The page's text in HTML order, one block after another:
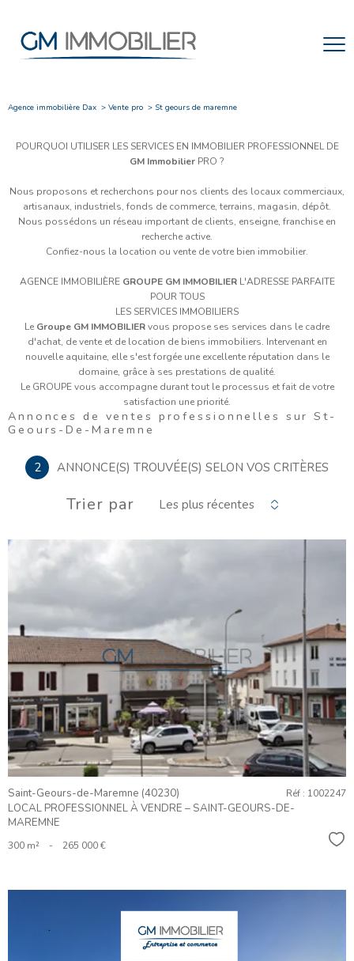
Agence immobilière Dax Vente pro St geours de maremne
POURQUOI UTILISER LES SERVICES EN IMMOBILIER PROFESSIONNEL DE
GM Immobilier PRO ?
Nous proposons et recherchons pour nos clients des locaux commerciaux,
artisanaux, industriels, fonds de commerce, terrains, magasin, dépôt.
Nous possédons un réseau important de clients, enseigne, franchise en
recherche active.
Confiez-nous la location ou vente de votre bien immobilier.
AGENCE IMMOBILIÈRE GROUPE GM IMMOBILIERL'ADRESSE PARFAITE
POUR TOUS
LES SERVICES IMMOBILIERS
Le Groupe GM IMMOBILIERvous propose ses services dans le cadre
d'achat, de vente et de location de biens immobiliers. Intervenant en
nouvelle aquitaine, elle s'est forgée une excellente réputation dans le
domaine, grâce à ses prestations de qualité.
Le GROUPE vous accompagne durant tout le processus et fait de votre
satisfaction une priorité.
Annonces de ventes professionnelles sur St-
Geours-De-Maremne
2 ANNONCE(S) TROUVÉE(S) SELON VOS CRITÈRES
Trier par Les plus récentes
VOIR LE
BIEN
Saint-Geours-de-Maremne (40230)
LOCAL PROFESSIONNEL À VENDRE – SAINT-GEOURS-DE-
MAREMNE
Réf : 1002247
300 m² - 265 000 €